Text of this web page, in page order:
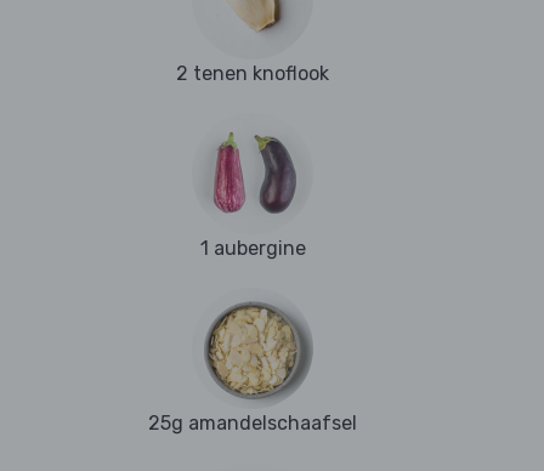
2 tenen knoflook
1 aubergine
25g amandelschaafsel